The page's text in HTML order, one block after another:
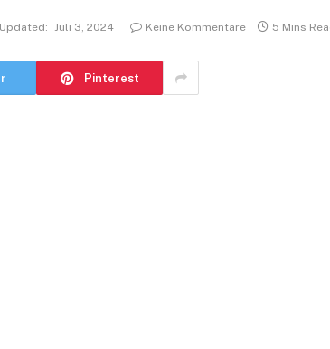
Updated: Juli 3, 2024 Keine Kommentare 5 Mins
Pinterest